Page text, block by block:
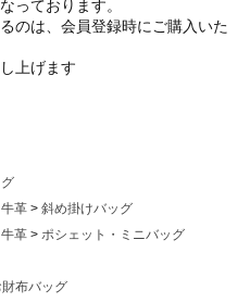
っております。
のは、会員登録時にご購入いた
上げます
牛革
斜め掛けバッグ
牛革
ポシェット・ミニバッグ
財布バッグ